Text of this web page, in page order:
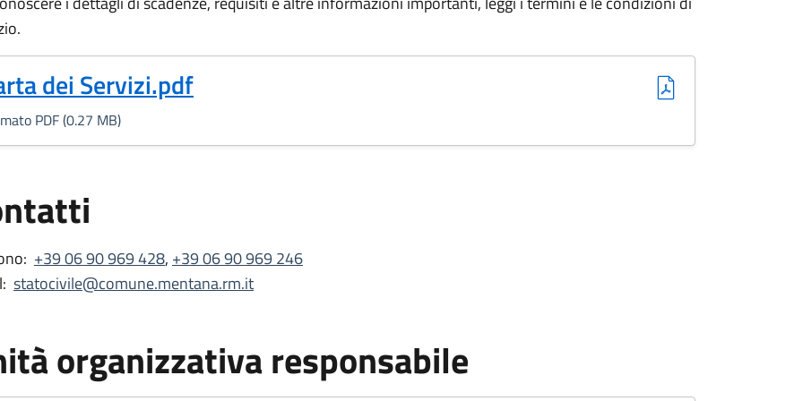
dei Servizi.pdf
PDF, 0.27 MB)
PDF (0.27 MB)
+39 06 90 969 428, +39 06 90 969 246
statocivile@comune.mentana.rm.it
organizzativa responsabile